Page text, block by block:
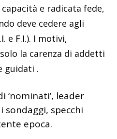
e radicata fede,
deve cedere agli
e F.I.). I motivi,
la carenza di addetti
guidati .
‘nominati’, leader
specchi
epoca.